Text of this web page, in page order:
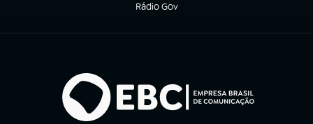
Rádio Gov
(abre em nova aba)